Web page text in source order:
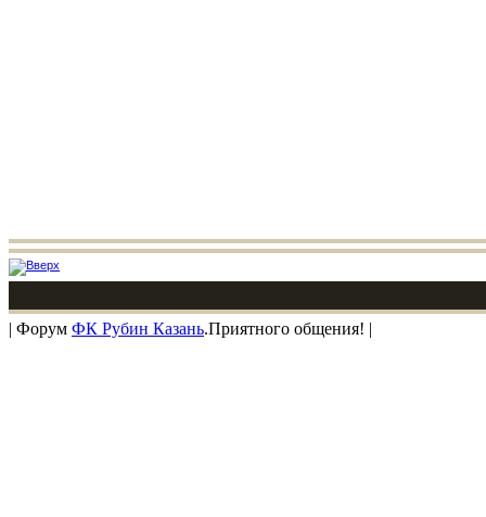
| Форум ФК Рубин Казань.Приятного общения! |